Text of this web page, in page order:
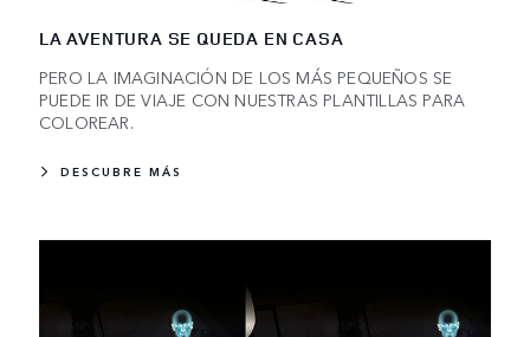
LA AVENTURA SE QUEDA EN CASA
PERO LA IMAGINACIÓN DE LOS MÁS PEQUEÑOS SE
PUEDE IR DE VIAJE CON NUESTRAS PLANTILLAS PARA
COLOREAR.
DESCUBRE MÁS